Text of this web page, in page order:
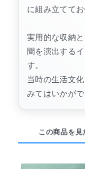
に組み立てて
実用的な収納
間を演出する
す。
当時の生活文
みてはいかがで
この商品を見